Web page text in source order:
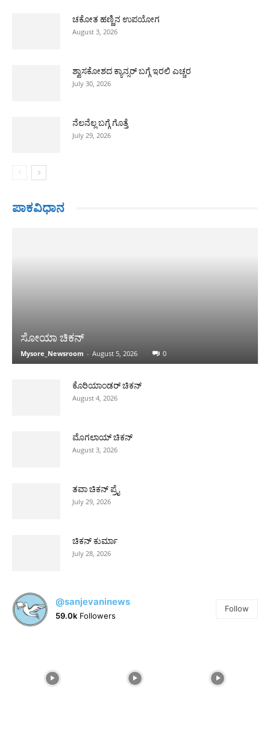
ಚಕೋತ ಹಣ್ಣಿನ ಉಪಯೋಗ
August 3, 2026
ಶ್ವಾಸಕೋಶದ ಕ್ಯಾನ್ಸರ್ ಬಗ್ಗೆ ಇರಲಿ ಎಚ್ಚರ
July 30, 2026
ನೆಲನೆಲ್ಲ ಬಗ್ಗೆ ಗೊತ್ತೆ
July 29, 2026
ಪಾಕವಿಧಾನ
ಸೋಯಾ ಚಿಕನ್
Mysore_Newsroom - August 5, 2026 0
ಕೊರಿಯಾಂಡರ್ ಚಿಕನ್
August 4, 2026
ಮೊಗಲಾಯ್ ಚಿಕನ್
August 3, 2026
ತವಾ ಚಿಕನ್ ಪ್ರೈ
July 29, 2026
ಚಿಕನ್ ಕುರ್ಮಾ
July 28, 2026
@sanjevaninews
59.0k Followers
Follow